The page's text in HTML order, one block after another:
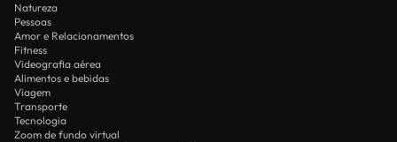
Natureza
Pessoas
Amor e Relacionamentos
Fitness
Videografia aérea
Alimentos e bebidas
Viagem
Transporte
Tecnologia
Zoom de fundo virtual